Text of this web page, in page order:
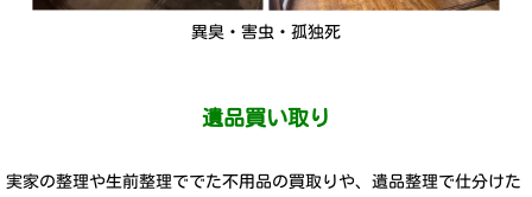
異臭・害虫・孤独死
遺品買い取り
実家の整理や生前整理ででた不用品の買取りや、遺品整理で仕分けた